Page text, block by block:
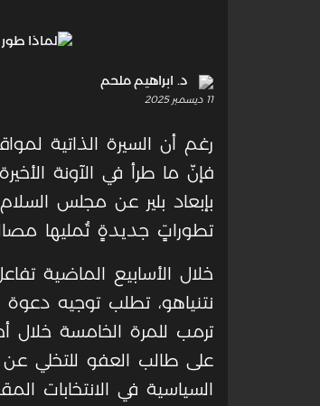
د. ابراهيم ملحم
11 ديسمبر 2025
رغم أن السيرة الذاتية
فإنّ ما طرأ في الآونة
بإبعاد بلير عن مجلس
تطوراتٍ جديدةٍ تُمليها
خلال الأسابيع الماضية
نتنياهو، تطلب توجيه دعوة
ترمب للمرة الخامسة
على طالب العفو للتخلي عن
السياسية في الانتخابات